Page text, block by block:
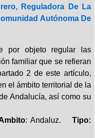
Reguladora De La
Autónoma De
por objeto regular las
familiar que se refieran
2 de este artículo,
el ámbito territorial de la
Andalucía, así como su
: Andaluz.Tipo: